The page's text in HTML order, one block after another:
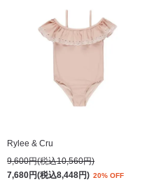
Rylee & Cru
9,600円(税込10,560円)
7,680円(税込8,448円) 20% OFF